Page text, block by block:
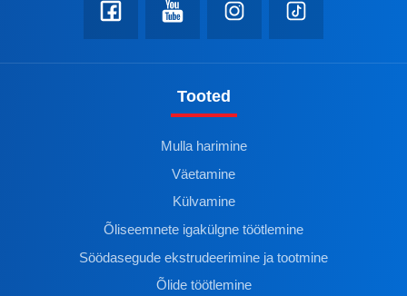
Tooted
Mulla harimine
Väetamine
Külvamine
Õliseemnete igakülgne töötlemine
Söödasegude ekstrudeerimine ja tootmine
Õlide töötlemine